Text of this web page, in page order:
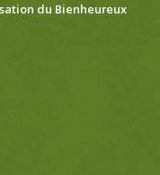
du Bienheureux